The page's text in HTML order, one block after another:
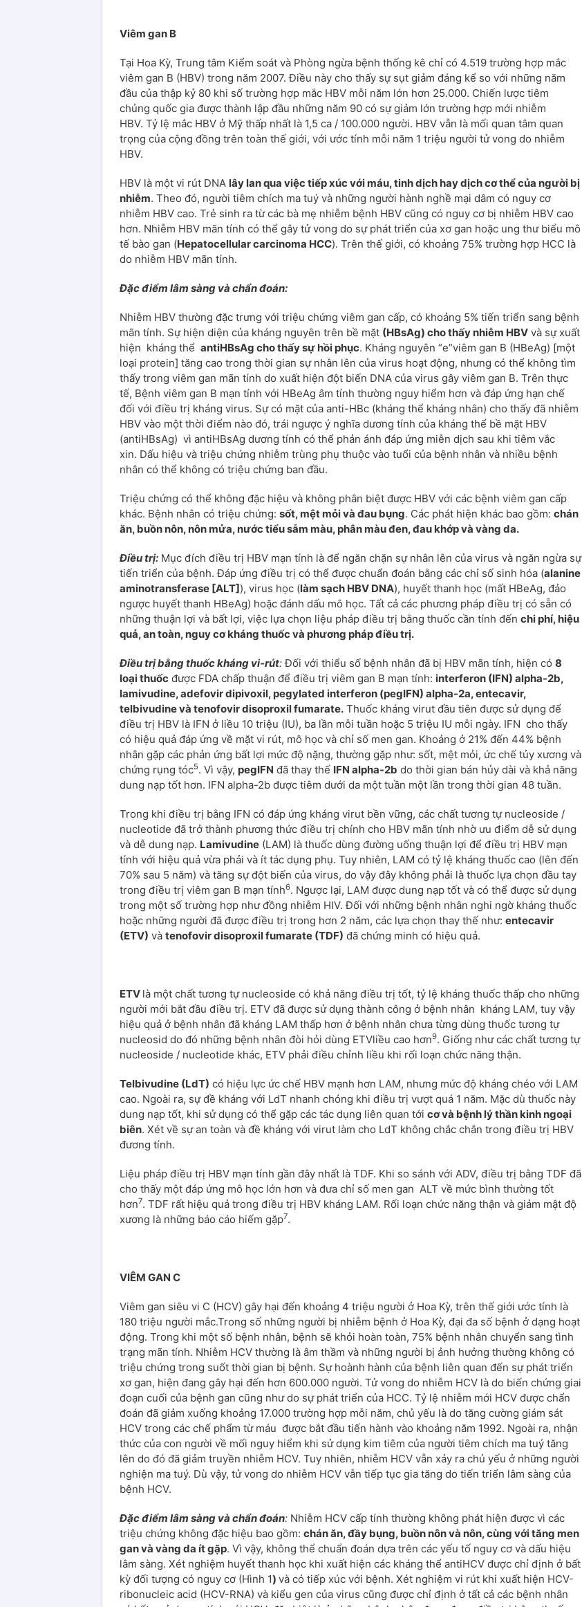
Viêm gan B
Tại Hoa Kỳ, Trung tâm Kiểm soát và Phòng ngừa bệnh thống kê chỉ có 4.519 trường hợp mắc
viêm gan B (HBV) trong năm 2007. Điều này cho thấy sự sụt giảm đáng kể so với những năm
đầu của thập kỷ 80 khi số trường hợp mắc HBV mỗi năm lớn hơn 25.000. Chiến lược tiêm
chủng quốc gia được thành lập đầu những năm 90 có sự giảm lớn trường hợp mới nhiễm
HBV. Tỷ lệ mắc HBV ở Mỹ thấp nhất là 1,5 ca / 100.000 người. HBV vẫn là mối quan tâm quan
trọng của cộng đồng trên toàn thế giới, với ước tính mỗi năm 1 triệu người tử vong do nhiễm
HBV.
HBV là một vi rút DNA lây lan qua việc tiếp xúc với máu, tinh dịch hay dịch cơ thể của người bị
nhiễm. Theo đó, người tiêm chích ma tuý và những người hành nghề mại dâm có nguy cơ
nhiễm HBV cao. Trẻ sinh ra từ các bà mẹ nhiễm bệnh HBV cũng có nguy cơ bị nhiễm HBV cao
hơn. Nhiễm HBV mãn tính có thể gây tử vong do sự phát triển của xơ gan hoặc ung thư biểu mô
tế bào gan (Hepatocellular carcinoma HCC). Trên thế giới, có khoảng 75% trường hợp HCC là
do nhiễm HBV mãn tính.
Đặc điểm lâm sàng và chẩn đoán:
Nhiễm HBV thường đặc trưng với triệu chứng viêm gan cấp, có khoảng 5% tiến triển sang bệnh
mãn tính. Sự hiện diện của kháng nguyên trên bề mặt (HBsAg) cho thấy nhiễm HBV và sự xuất
hiện kháng thể antiHBsAg cho thấy sự hồi phục. Kháng nguyên “e”viêm gan B (HBeAg) [một
loại protein] tăng cao trong thời gian sự nhân lên của virus hoạt động, nhưng có thể không tìm
thấy trong viêm gan mãn tính do xuất hiện đột biến DNA của virus gây viêm gan B. Trên thực
tế, Bệnh viêm gan B mạn tính với HBeAg âm tính thường nguy hiểm hơn và đáp ứng hạn chế
đối với điều trị kháng virus. Sự có mặt của anti-HBc (kháng thể kháng nhân) cho thấy đã nhiễm
HBV vào một thời điểm nào đó, trái ngược ý nghĩa dương tính của kháng thể bề mặt HBV
(antiHBsAg) vì antiHBsAg dương tính có thể phản ánh đáp ứng miễn dịch sau khi tiêm vắc
xin. Dấu hiệu và triệu chứng nhiễm trùng phụ thuộc vào tuổi của bệnh nhân và nhiều bệnh
nhân có thể không có triệu chứng ban đầu.
Triệu chứng có thể không đặc hiệu và không phân biệt được HBV với các bệnh viêm gan cấp
khác. Bệnh nhân có triệu chứng: sốt, mệt mỏi và đau bụng. Các phát hiện khác bao gồm: chán
ăn, buồn nôn, nôn mửa, nước tiểu sẫm màu, phân màu đen, đau khớp và vàng da.
Điều trị: Mục đích điều trị HBV mạn tính là để ngăn chặn sự nhân lên của virus và ngăn ngừa sự
tiến triển của bệnh. Đáp ứng điều trị có thể được chuẩn đoán bằng các chỉ số sinh hóa (alanine
aminotransferase [ALT]), virus học (làm sạch HBV DNA), huyết thanh học (mất HBeAg, đảo
ngược huyết thanh HBeAg) hoặc đánh dấu mô học. Tất cả các phương pháp điều trị có sẵn có
những thuận lợi và bất lợi, việc lựa chọn liệu pháp điều trị bằng thuốc cần tính đến chi phí, hiệu
quả, an toàn, nguy cơ kháng thuốc và phương pháp điều trị.
Điều trị bằng thuốc kháng vi-rút:Đối với thiểu số bệnh nhân đã bị HBV mãn tính, hiện có 8
loại thuốc được FDA chấp thuận để điều trị viêm gan B mạn tính: interferon (IFN) alpha-2b,
lamivudine, adefovir dipivoxil, pegylated interferon (pegIFN) alpha-2a, entecavir,
telbivudine và tenofovir disoproxil fumarate. Thuốc kháng virut đầu tiên được sử dụng để
điều trị HBV là IFN ở liều 10 triệu (IU), ba lần mỗi tuần hoặc 5 triệu IU mỗi ngày. IFN cho thấy
có hiệu quả đáp ứng về mặt vi rút, mô học và chỉ số men gan. Khoảng ở 21% đến 44% bệnh
nhân gặp các phản ứng bất lợi mức độ nặng, thường gặp như: sốt, mệt mỏi, ức chế tủy xương và
chứng rụng tóc5. Vì vậy, pegIFN đã thay thế IFN alpha-2b do thời gian bán hủy dài và khả năng
dung nạp tốt hơn. IFN alpha-2b được tiêm dưới da một tuần một lần trong thời gian 48 tuần.
Trong khi điều trị bằng IFN có đáp ứng kháng virut bền vững, các chất tương tự nucleoside /
nucleotide đã trở thành phương thức điều trị chính cho HBV mãn tính nhờ ưu điểm dễ sử dụng
và dễ dung nạp. Lamivudine (LAM) là thuốc dùng đường uống thuận lợi để điều trị HBV mạn
tính với hiệu quả vừa phải và ít tác dụng phụ. Tuy nhiên, LAM có tỷ lệ kháng thuốc cao (lên đến
70% sau 5 năm) và tăng sự đột biến của virus, do vậy đây không phải là thuốc lựa chọn đầu tay
trong điều trị viêm gan B mạn tính6. Ngược lại, LAM được dung nạp tốt và có thể được sử dụng
trong một số trường hợp như đồng nhiễm HIV. Đối với những bệnh nhân nghi ngờ kháng thuốc
hoặc những người đã được điều trị trong hơn 2 năm, các lựa chọn thay thế như: entecavir
(ETV) và tenofovir disoproxil fumarate (TDF) đã chứng minh có hiệu quả.
ETV là một chất tương tự nucleoside có khả năng điều trị tốt, tỷ lệ kháng thuốc thấp cho những
người mới bắt đầu điều trị. ETV đã được sử dụng thành công ở bệnh nhân kháng LAM, tuy vậy
hiệu quả ở bệnh nhân đã kháng LAM thấp hơn ở bệnh nhân chưa từng dùng thuốc tương tự
nucleosid do đó những bệnh nhân đòi hỏi dùng ETVliều cao hơn9. Giống như các chất tương tự
nucleoside / nucleotide khác, ETV phải điều chỉnh liều khi rối loạn chức năng thận.
Telbivudine (LdT) có hiệu lực ức chế HBV mạnh hơn LAM, nhưng mức độ kháng chéo với LAM
cao. Ngoài ra, sự đề kháng với LdT nhanh chóng khi điều trị vượt quá 1 năm. Mặc dù thuốc này
dung nạp tốt, khi sử dụng có thể gặp các tác dụng liên quan tới cơ và bệnh lý thần kinh ngoại
biên. Xét về sự an toàn và đề kháng với virut làm cho LdT không chắc chắn trong điều trị HBV
đương tính.
Liệu pháp điều trị HBV mạn tính gần đây nhất là TDF. Khi so sánh với ADV, điều trị bằng TDF đã
cho thấy một đáp ứng mô học lớn hơn và đưa chỉ số men gan ALT về mức bình thường tốt
hơn7. TDF rất hiệu quả trong điều trị HBV kháng LAM. Rối loạn chức năng thận và giảm mật độ
xương là những báo cáo hiếm gặp7.
VIÊM GAN C
Viêm gan siêu vi C (HCV) gây hại đến khoảng 4 triệu người ở Hoa Kỳ, trên thế giới ước tính là
180 triệu người mắc.Trong số những người bị nhiễm bệnh ở Hoa Kỳ, đại đa số bệnh ở dạng hoạt
động. Trong khi một số bệnh nhân, bệnh sẽ khỏi hoàn toàn, 75% bệnh nhân chuyển sang tình
trạng mãn tính. Nhiễm HCV thường là âm thầm và những người bị ảnh hưởng thường không có
triệu chứng trong suốt thời gian bị bệnh. Sự hoành hành của bệnh liên quan đến sự phát triển
xơ gan, hiện đang gây hại đến hơn 600.000 người. Tử vong do nhiễm HCV là do biến chứng giai
đoạn cuối của bệnh gan cũng như do sự phát triển của HCC. Tỷ lệ nhiễm mới HCV được chẩn
đoán đã giảm xuống khoảng 17.000 trường hợp mỗi năm, chủ yếu là do tăng cường giám sát
HCV trong các chế phẩm từ máu được bắt đầu tiến hành vào khoảng năm 1992. Ngoài ra, nhận
thức của con người về mối nguy hiểm khi sử dụng kim tiêm của người tiêm chích ma tuý tăng
lên do đó đã giảm truyền nhiễm HCV. Tuy nhiên, nhiễm HCV vẫn xảy ra chủ yếu ở những người
nghiện ma tuý. Dù vậy, tử vong do nhiễm HCV vẫn tiếp tục gia tăng do tiến triển lâm sàng của
bệnh HCV.
Đặc điểm lâm sàng và chẩn đoán: Nhiễm HCV cấp tính thường không phát hiện được vì các
triệu chứng không đặc hiệu bao gồm: chán ăn, đầy bụng, buồn nôn và nôn, cùng với tăng men
gan và vàng da ít gặp. Vì vậy, không thể chuẩn đoán dựa trên các yếu tố nguy cơ và dấu hiệu
lâm sàng. Xét nghiệm huyết thanh học khi xuất hiện các kháng thể antiHCV được chỉ định ở bất
kỳ đối tượng có nguy cơ (Hình 1) và có tiếp xúc với bệnh. Xét nghiệm vi rút khi xuất hiện HCV-
ribonucleic acid (HCV-RNA) và kiểu gen của virus cũng được chỉ định ở tất cả các bệnh nhân